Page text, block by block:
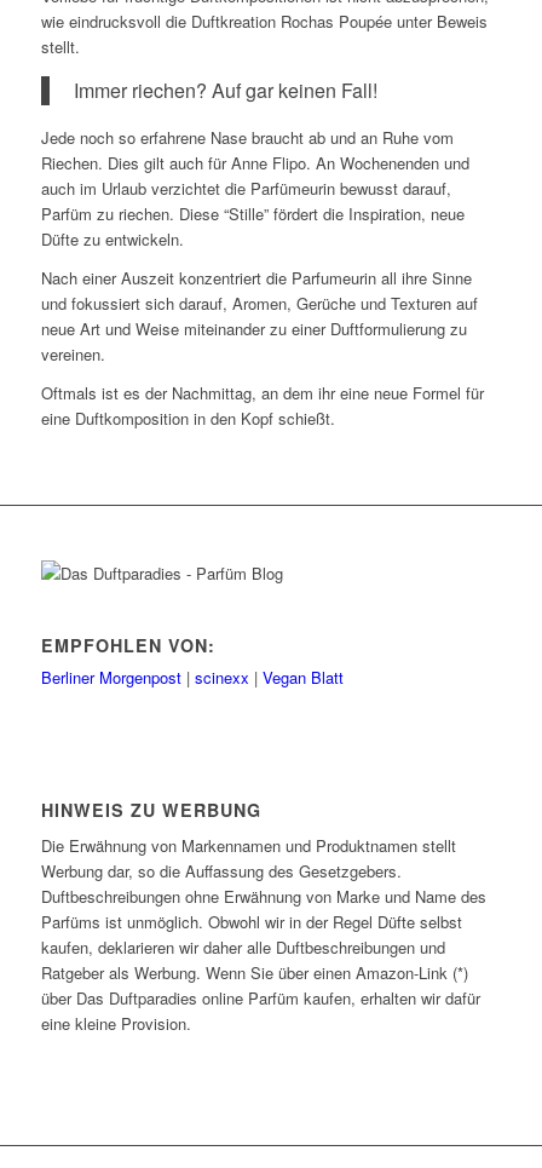
wie eindrucksvoll die Duftkreation Rochas Poupée unter Beweis
stellt.
Immer riechen? Auf gar keinen Fall!
Jede noch so erfahrene Nase braucht ab und an Ruhe vom
Riechen. Dies gilt auch für Anne Flipo. An Wochenenden und
auch im Urlaub verzichtet die Parfümeurin bewusst darauf,
Parfüm zu riechen. Diese “Stille” fördert die Inspiration, neue
Düfte zu entwickeln.
Nach einer Auszeit konzentriert die Parfumeurin all ihre Sinne
und fokussiert sich darauf, Aromen, Gerüche und Texturen auf
neue Art und Weise miteinander zu einer Duftformulierung zu
vereinen.
Oftmals ist es der Nachmittag, an dem ihr eine neue Formel für
eine Duftkomposition in den Kopf schießt.
EMPFOHLEN VON:
Berliner Morgenpost | scinexx | Vegan Blatt
HINWEIS ZU WERBUNG
Die Erwähnung von Markennamen und Produktnamen stellt
Werbung dar, so die Auffassung des Gesetzgebers.
Duftbeschreibungen ohne Erwähnung von Marke und Name des
Parfüms ist unmöglich. Obwohl wir in der Regel Düfte selbst
kaufen, deklarieren wir daher alle Duftbeschreibungen und
Ratgeber als Werbung. Wenn Sie über einen Amazon-Link (*)
über Das Duftparadies online Parfüm kaufen, erhalten wir dafür
eine kleine Provision.